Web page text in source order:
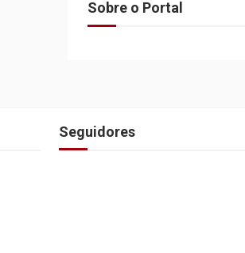
Sobre o Portal
Seguidores